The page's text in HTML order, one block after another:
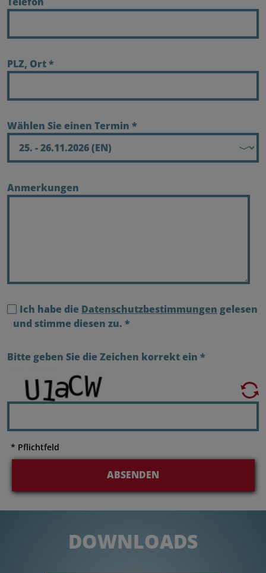
PLZ, Ort*
Wählen Sie einen Termin *
Anmerkungen
Ich habe die Datenschutzbestimmungen gelesen
und stimme diesen zu. *
Bitte geben Sie die Zeichen korrekt ein *
* Pflichtfeld
ABSENDEN
DOWNLOADS